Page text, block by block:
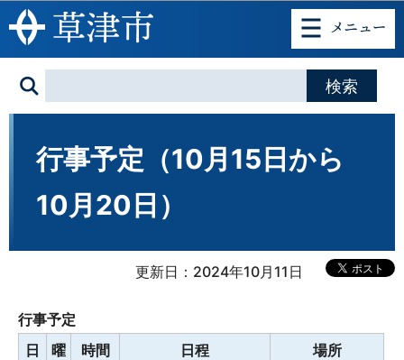
このページの本文へ移動
行事予定（10月15日から
10月20日）
更新日：2024年10月11日
行事予定
日
曜 時間 日程
場所